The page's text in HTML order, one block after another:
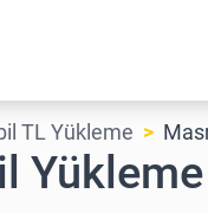
TL Yükleme
Yükleme